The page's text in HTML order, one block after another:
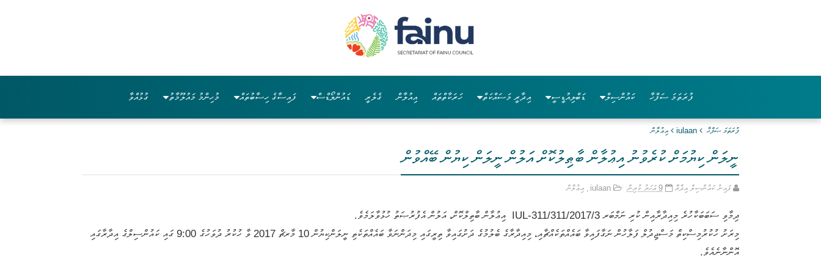
ފުރަތަމަ ސަފްހާ ކައުންސިލް ޑަބްލިއުޑީސީ އިދާރީ މަސައްކަތް ހަރަކާތްތައް އިއުލާން ގެލެރީ ޑައުންލޯޑްސް ފައިސާގެ ހިސާބުތައް މުހިންމު މައުލޫމާތު ގުޅުއްވާ
ފުރަތަމަ ޞަފްޙާ iulaan އިޢުލާން
ނީލަން ކިޔުމަށް ކުރެވުނު އިޢުލާން ބާޠިލުކޮށް އަލުން ނީލަން ކިޔުން ބޭއްވުން
ފައިނު ކައުންސިލް އިދާރާ 9 އަހަރު ކުރިން iulaan
,އިޢުލާން
ދިމާވި ސަބަބަކާހުރެ މިއިދާރާއިން ކުރި ނަމްބަރ IUL-311/311/2017/3 އިޢުލާން ބާތިލްކޮށް، އަލުން އެފުރުޞަތު ހުޅުވާލަމެވެ.
މިރަށު ހުކުރުމިސްކިތް މަސްޖިދުލް ފަލާހުން ނަގާފައިވާ ބައެއްތަކެއްޗާއި، މިއިދާރާގެ ބެލުމުގެ ދަށުގައިވާ ތިރީގައި މިދަންނަވާ ބައެއްތަކެތި ނީލަންކިޔުން 10 މާރޗް 2017 ވާ ހުކުރު ދުވަހުގެ 9:00 ގައި ކައުންސިލްގެ އިދާރާގައި
އޮންނާނެއެވެ.